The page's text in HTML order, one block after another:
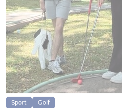
Sport Golf